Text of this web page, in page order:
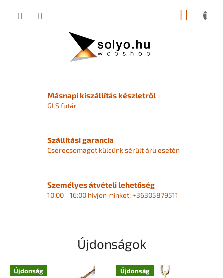
KOSÁR
Másnapi kiszállítás készletről
GLS futár
Szállítási garancia
Cserecsomagot küldünk sérült áru esetén
Személyes átvételi lehetőség
10:00 - 16:00 hívjon minket: +36305879511
Újdonságok
Újdonság Újdonság